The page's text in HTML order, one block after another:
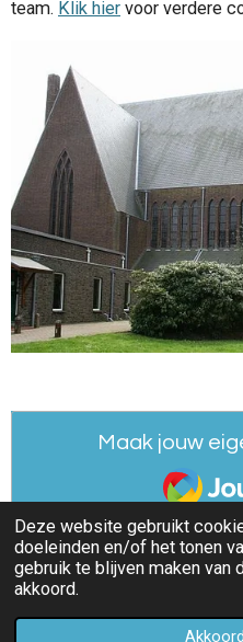
Deze website gebruikt
doeleinden en/of het tonen
gebruik te blijven maken van
akkoord.
Akkoord
team. Klik hier voor verdere
Maak jouw